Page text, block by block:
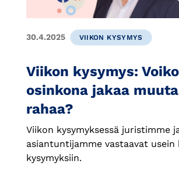
30.4.2025 VIIKON KYSYMYS
Viikon kysymys: Voiko
osinkona jakaa
rahaa?
Viikon kysymyksessä juristimme
asiantuntijamme vastaavat usein
kysymyksiin.